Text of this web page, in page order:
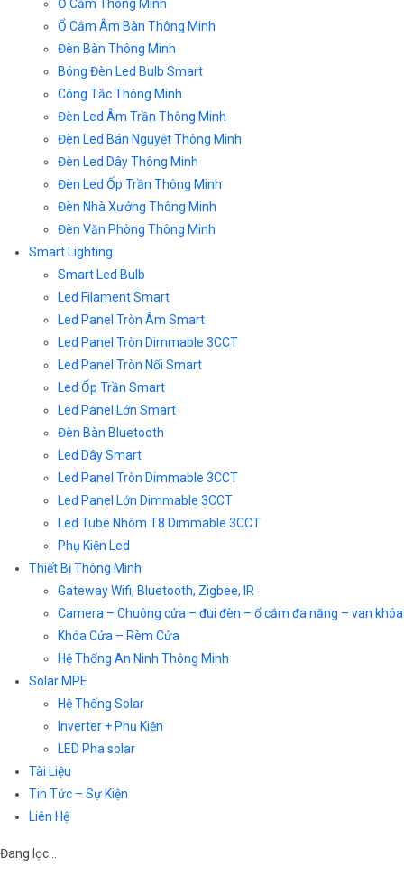
Ổ Cắm Thông Minh
Ổ Cắm Âm Bàn Thông Minh
Đèn Bàn Thông Minh
Bóng Đèn Led Bulb Smart
Công Tắc Thông Minh
Đèn Led Âm Trần Thông Minh
Đèn Led Bán Nguyệt Thông Minh
Đèn Led Dây Thông Minh
Đèn Led Ốp Trần Thông Minh
Đèn Nhà Xưởng Thông Minh
Đèn Văn Phòng Thông Minh
Smart Lighting
Smart Led Bulb
Led Filament Smart
Led Panel Tròn Âm Smart
Led Panel Tròn Dimmable 3CCT
Led Panel Tròn Nổi Smart
Led Ốp Trần Smart
Led Panel Lớn Smart
Đèn Bàn Bluetooth
Led Dây Smart
Led Panel Tròn Dimmable 3CCT
Led Panel Lớn Dimmable 3CCT
Led Tube Nhôm T8 Dimmable 3CCT
Phụ Kiện Led
Thiết Bị Thông Minh
Gateway Wifi, Bluetooth, Zigbee, IR
Camera – Chuông cửa – đui đèn – ổ cắm đa năng – van khóa
Khóa Cửa – Rèm Cửa
Hệ Thống An Ninh Thông Minh
Solar MPE
Hệ Thống Solar
Inverter + Phụ Kiện
LED Pha solar
Tài Liệu
Tin Tức – Sự Kiện
Liên Hệ
Đang lọc…